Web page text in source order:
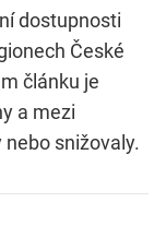
dostupnosti
České
článku je
a mezi
snižovaly.